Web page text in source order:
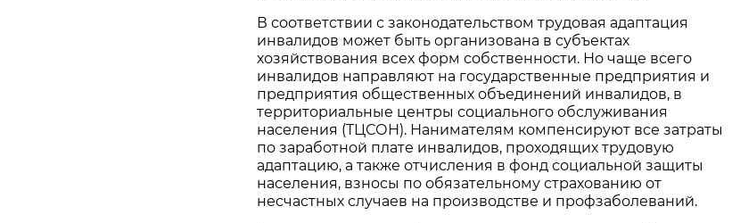
В соответствии с законодательством трудовая адаптация
инвалидов может быть организована в субъектах
хозяйствования всех форм собственности. Но чаще всего
инвалидов направляют на государственные предприятия и
предприятия общественных объединений инвалидов, в
территориальные центры социального обслуживания
населения (ТЦСОН). Нанимателям компенсируют все затраты
по заработной плате инвалидов, проходящих трудовую
адаптацию, а также отчисления в фонд социальной защиты
населения, взносы по обязательному страхованию от
несчастных случаев на производстве и профзаболеваний.